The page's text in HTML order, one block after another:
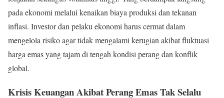
pada ekonomi melalui kenaikan biaya produksi dan tekanan
inflasi. Investor dan pelaku ekonomi harus cermat dalam
mengelola risiko agar tidak mengalami kerugian akibat fluktuasi
harga emas yang tajam di tengah kondisi perang dan konflik
global.
Krisis Keuangan Akibat Perang Emas Tak Selalu